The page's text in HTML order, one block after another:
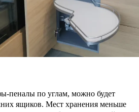
пеналы по углам, можно будет
ящиков. Мест хранения меньше